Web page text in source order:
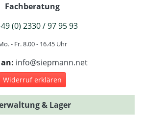
Fachberatung
(0) 2330 / 97 95 93
- Fr. 8.00 - 16.45 Uhr
info@siepmann.net
Widerruf erklären
& Lager